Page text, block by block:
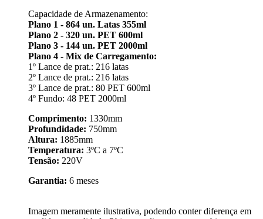
Capacidade de Armazenamento:
Plano 1 - 864 un. Latas 355ml
Plano 2 - 320 un. PET 600ml
Plano 3 - 144 un. PET 2000ml
Plano 4 - Mix de Carregamento:
1º Lance de prat.: 216 latas
2º Lance de prat.: 216 latas
3º Lance de prat.: 80 PET 600ml
4º Fundo: 48 PET 2000ml
Comprimento: 1330mm
Profundidade: 750mm
Altura: 1885mm
Temperatura: 3ºC a 7ºC
Tensão: 220V
Garantia: 6 meses
Imagem meramente ilustrativa, podendo conter diferença em